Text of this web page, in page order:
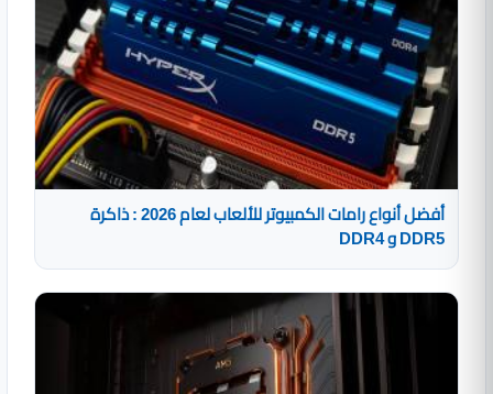
أفضل أنواع رامات الكمبيوتر للألعاب لعام 2026 : ذاكرة
DDR5 و DDR4